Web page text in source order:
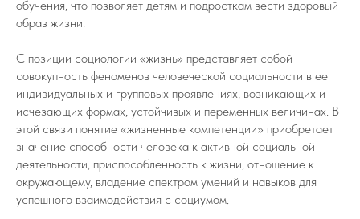
обучения, что позволяет детям и подросткам вести здоровый
образ жизни.
С позиции социологии «жизнь» представляет собой
совокупность феноменов человеческой социальности в ее
индивидуальных и групповых проявлениях, возникающих и
исчезающих формах, устойчивых и переменных величинах. В
этой связи понятие «жизненные компетенции» приобретает
значение способности человека к активной социальной
деятельности, приспособленность к жизни, отношение к
окружающему, владение спектром умений и навыков для
успешного взаимодействия с социумом.